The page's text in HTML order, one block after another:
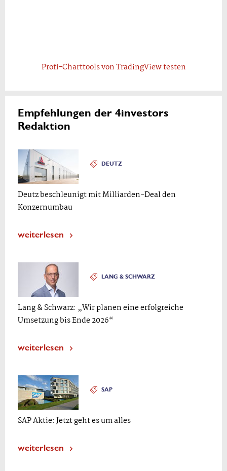
Profi-Charttools von TradingView testen
Empfehlungen der 4investors
Redaktion
DEUTZ
Deutz beschleunigt mit Milliarden-Deal den
Konzernumbau
weiterlesen
LANG & SCHWARZ
Lang & Schwarz: „Wir planen eine erfolgreiche
Umsetzung bis Ende 2026“
weiterlesen
SAP
SAP Aktie: Jetzt geht es um alles
weiterlesen